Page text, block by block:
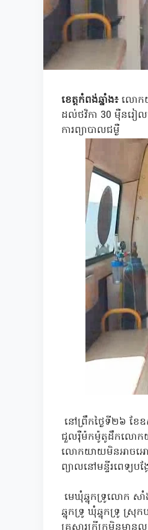
ខេត្តកំពង់ឆ្នាំង៖លោកយ
ដល់ថវិកា 30 ម៉ឺនរៀ
ការព្យាបាលជម្ងឺ
នៅព្រឹកថ្ងៃទី២៦ ខ
ជួលរ៉ឺម៉កម៉ូតូដឹកលោកយ
លោកយាយមិនអាចអោ
ព្យាលនៅមន្ទីរពេទ្យ
មេឃុំឆ្នុកទ្រូលោក ស
ឆ្នុកទ្រូ ឃុំឆ្នុកទ្រូ ស្រុ